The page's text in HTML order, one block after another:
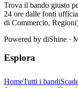
Trova il bando giusto
24 ore dalle fonti
di Commercio,
Powered by diShine ·
Esplora
HomeTutti i bandi